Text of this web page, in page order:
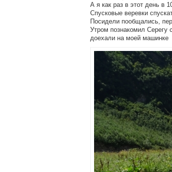
А я как раз в этот день в
Спусковые веревки
Посидели пообщались,
Утром познакомил
доехали на моей машинке